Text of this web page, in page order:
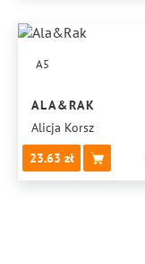
A5
ALA&RAK
Alicja Korsz
23.63